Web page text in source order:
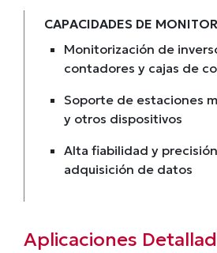
CAPACIDADES DE
Monitorización de
contadores y cajas de
Soporte de estaciones
y otros dispositivos
Alta fiabilidad y
adquisición de datos
Aplicaciones